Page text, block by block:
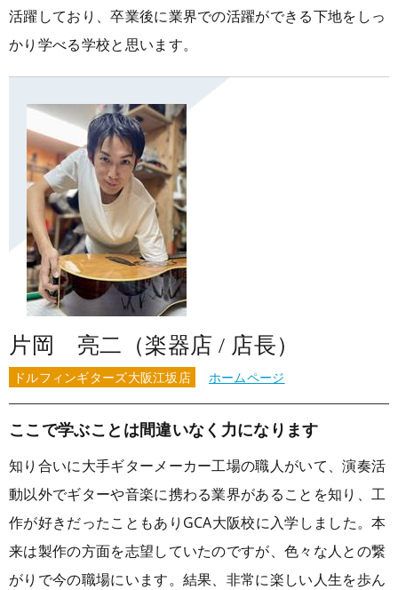
活躍しており、卒業後に業界での活躍ができる下地をしっ
かり学べる学校と思います。
片岡 亮二（楽器店 / 店長）
ドルフィンギターズ大阪江坂店 ホームページ
ここで学ぶことは間違いなく力になります
知り合いに大手ギターメーカー工場の職人がいて、演奏活
動以外でギターや音楽に携わる業界があることを知り、工
作が好きだったこともありGCA大阪校に入学しました。本
来は製作の方面を志望していたのですが、色々な人との繋
がりで今の職場にいます。結果、非常に楽しい人生を歩ん